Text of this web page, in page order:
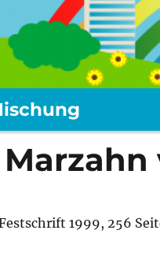
1999, 256